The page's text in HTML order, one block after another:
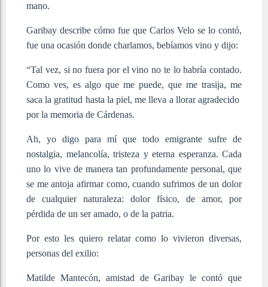
mano.
Garibay describe cómo fue que Carlos Velo se lo contó,
fue una ocasión donde charlamos, bebíamos vino y dijo:
“Tal vez, si no fuera por el vino no te lo habría contado.
Como ves, es algo que me puede, que me trasija, me
saca la gratitud hasta la piel, me lleva a llorar agradecido
por la memoria de Cárdenas.
Ah, yo digo para mí que todo emigrante sufre de
nostalgia, melancolía, tristeza y eterna esperanza. Cada
uno lo vive de manera tan profundamente personal, que
se me antoja afirmar como, cuando sufrimos de un dolor
de cualquier naturaleza: dolor físico, de amor, por
pérdida de un ser amado, o de la patria.
Por esto les quiero relatar como lo vivieron diversas,
personas del exilio:
Matilde Mantecón, amistad de Garibay le contó que